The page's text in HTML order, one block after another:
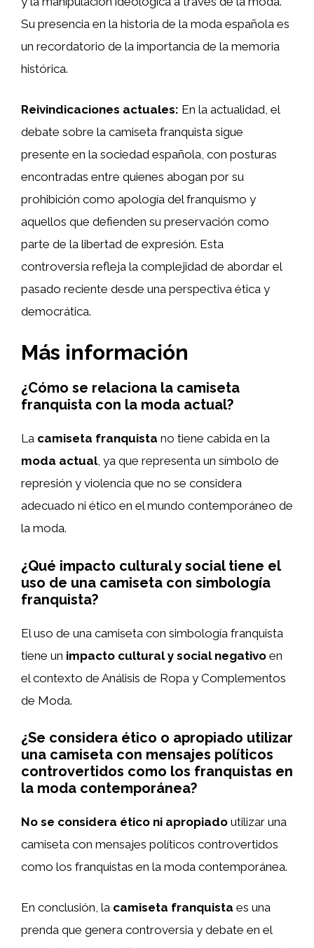
Su presencia en la historia de la moda española es
un recordatorio de la importancia de la memoria
histórica.
Reivindicaciones actuales: En la actualidad, el
debate sobre la camiseta franquista sigue
presente en la sociedad española, con posturas
encontradas entre quienes abogan por su
prohibición como apología del franquismo y
aquellos que defienden su preservación como
parte de la libertad de expresión. Esta
controversia refleja la complejidad de abordar el
pasado reciente desde una perspectiva ética y
democrática.
Más información
¿Cómo se relaciona la camiseta
franquista con la moda actual?
La camiseta franquista no tiene cabida en la
moda actual, ya que representa un símbolo de
represión y violencia que no se considera
adecuado ni ético en el mundo contemporáneo de
la moda.
¿Qué impacto cultural y social tiene el
uso de una camiseta con simbología
franquista?
El uso de una camiseta con simbología franquista
tiene un impacto cultural y social negativo en
el contexto de Análisis de Ropa y Complementos
de Moda.
¿Se considera ético o apropiado utilizar
una camiseta con mensajes políticos
controvertidos como los franquistas en
la moda contemporánea?
No se considera ético ni apropiado utilizar una
camiseta con mensajes políticos controvertidos
como los franquistas en la moda contemporánea.
En conclusión, la camiseta franquista es una
prenda que genera controversia y debate en el